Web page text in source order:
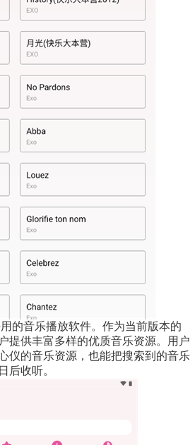
的音乐播放软件。作为当前版本的
提供丰富多样的优质音乐资源。用户
仪的音乐资源，也能把搜索到的音乐
后收听。